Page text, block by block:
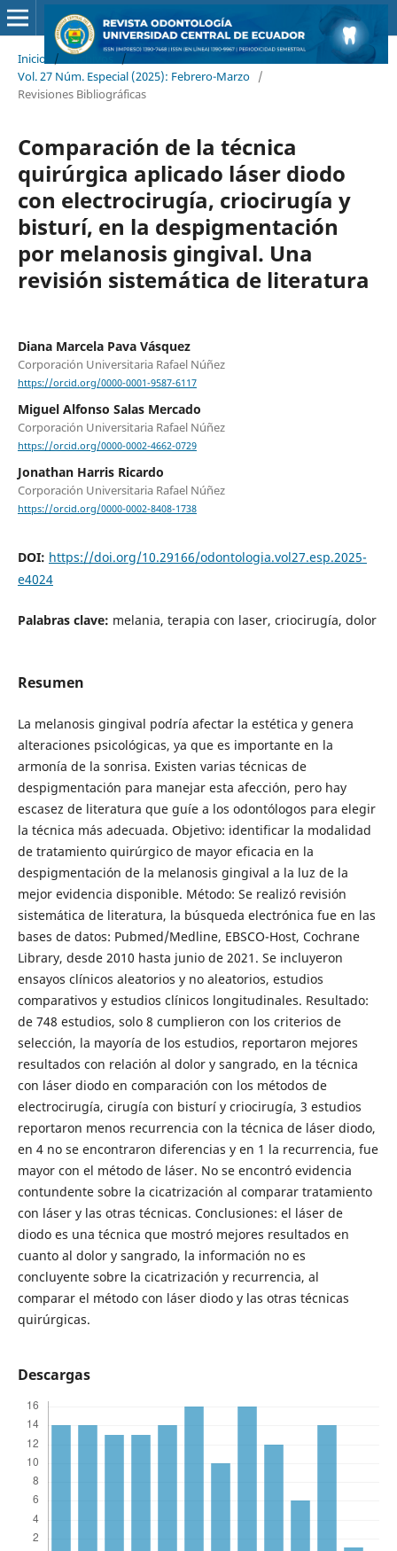
Inicio / Archivos
/
Vol. 27 Núm. Especial (2025): Febrero-Marzo /
Revisiones Bibliográficas
Comparación de la técnica
quirúrgica aplicado láser diodo
con electrocirugía, criocirugía y
bisturí, en la despigmentación
por melanosis gingival. Una
revisión sistemática de literatura
Diana Marcela Pava Vásquez
Corporación Universitaria Rafael Núñez
https://orcid.org/0000-0001-9587-6117
Miguel Alfonso Salas Mercado
Corporación Universitaria Rafael Núñez
https://orcid.org/0000-0002-4662-0729
Jonathan Harris Ricardo
Corporación Universitaria Rafael Núñez
https://orcid.org/0000-0002-8408-1738
DOI: https://doi.org/10.29166/odontologia.vol27.esp.2025-
e4024
Palabras clave: melania, terapia con laser, criocirugía, dolor
Resumen
La melanosis gingival podría afectar la estética y genera
alteraciones psicológicas, ya que es importante en la
armonía de la sonrisa. Existen varias técnicas de
despigmentación para manejar esta afección, pero hay
escasez de literatura que guíe a los odontólogos para elegir
la técnica más adecuada. Objetivo: identificar la modalidad
de tratamiento quirúrgico de mayor eficacia en la
despigmentación de la melanosis gingival a la luz de la
mejor evidencia disponible. Método: Se realizó revisión
sistemática de literatura, la búsqueda electrónica fue en las
bases de datos: Pubmed/Medline, EBSCO-Host, Cochrane
Library, desde 2010 hasta junio de 2021. Se incluyeron
ensayos clínicos aleatorios y no aleatorios, estudios
comparativos y estudios clínicos longitudinales. Resultado:
de 748 estudios, solo 8 cumplieron con los criterios de
selección, la mayoría de los estudios, reportaron mejores
resultados con relación al dolor y sangrado, en la técnica
con láser diodo en comparación con los métodos de
electrocirugía, cirugía con bisturí y criocirugía, 3 estudios
reportaron menos recurrencia con la técnica de láser diodo,
en 4 no se encontraron diferencias y en 1 la recurrencia, fue
mayor con el método de láser. No se encontró evidencia
contundente sobre la cicatrización al comparar tratamiento
con láser y las otras técnicas. Conclusiones: el láser de
diodo es una técnica que mostró mejores resultados en
cuanto al dolor y sangrado, la información no es
concluyente sobre la cicatrización y recurrencia, al
comparar el método con láser diodo y las otras técnicas
quirúrgicas.
Descargas